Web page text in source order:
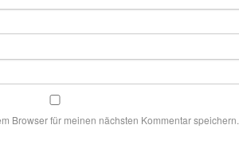
Browser für meinen nächsten Kommentar speichern.